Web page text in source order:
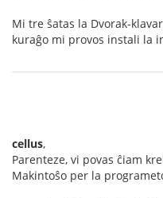
Mi tre ŝatas la Dvorak-
kuraĝo mi provos instali la
cellus,
Parenteze, vi povas ĉiam
Makintoŝo per la